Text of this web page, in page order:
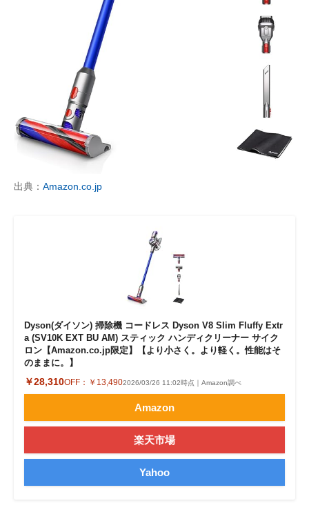
出典： Amazon.co.jp
Dyson(ダイソン) 掃除機 コードレス Dyson V8 Slim Fluffy Extr
a (SV10K EXT BU AM) スティック ハンディクリーナー サイク
ロン【Amazon.co.jp限定】【より小さく。より軽く。性能はそ
のままに。】
￥28,310OFF： ￥13,4902026/03/26 11:02時点｜Amazon調べ
Amazon
楽天市場
Yahoo